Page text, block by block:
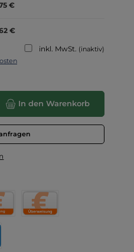
€
€
inkl. MwSt. (inaktiv)
Wert ein oder benutze die
In den Warenkorb